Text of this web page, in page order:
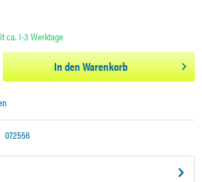
ca. 1-3 Werktage
In denWarenkorb
072556